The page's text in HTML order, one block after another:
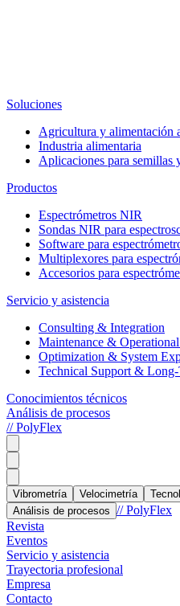
Soluciones
Agricultura y alimentación
Industria alimentaria
Aplicaciones para semillas
Productos
Espectrómetros NIR
Sondas NIR para
Software para
Multiplexores para
Accesorios para
Servicio y asistencia
Consulting & Integration
Maintenance &
Optimization & System
Technical Support & Long-
Conocimientos técnicos
Análisis de procesos
// PolyFlex
Vibrometría Velocimetría
Análisis de procesos // PolyFlex
Revista
Eventos
Servicio y asistencia
Trayectoria profesional
Empresa
Contacto